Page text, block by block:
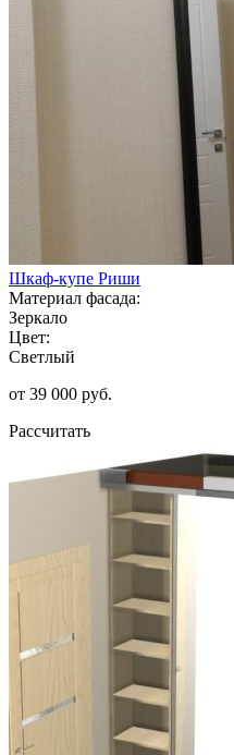
Шкаф-купе Риши
Материал фасада:
Зеркало
Цвет:
Светлый
от 39 000 руб.
Рассчитать